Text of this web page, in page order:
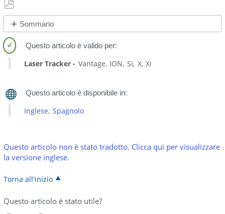
Salva
come
PDF
Sommario
No
intestazioni
Laser Tracker Vantage ION Si X Xi
Inglese Spagnolo
Questo articolo non è stato tradotto. Clicca qui per visualizzare
la versione inglese.
Torna all'inizio
Questo articolo è stato utile?